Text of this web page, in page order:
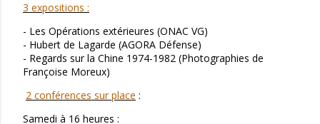
3 expositions :
- Les Opérations extérieures (ONAC VG)
- Hubert de Lagarde (AGORA Défense)
- Regards sur la Chine 1974-1982 (Photographies de
Françoise Moreux)
2 conférences sur place :
Samedi à 16 heures :